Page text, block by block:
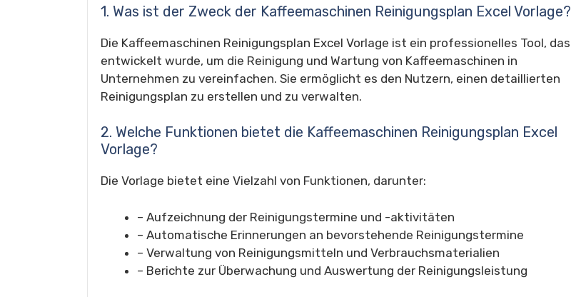
1. Was ist der Zweck der Kaffeemaschinen Reinigungsplan Excel Vorlage?
Die Kaffeemaschinen Reinigungsplan Excel Vorlage ist ein professionelles Tool, das
entwickelt wurde, um die Reinigung und Wartung von Kaffeemaschinen in
Unternehmen zu vereinfachen. Sie ermöglicht es den Nutzern, einen detaillierten
Reinigungsplan zu erstellen und zu verwalten.
2. Welche Funktionen bietet die Kaffeemaschinen Reinigungsplan Excel
Vorlage?
Die Vorlage bietet eine Vielzahl von Funktionen, darunter:
– Aufzeichnung der Reinigungstermine und -aktivitäten
– Automatische Erinnerungen an bevorstehende Reinigungstermine
– Verwaltung von Reinigungsmitteln und Verbrauchsmaterialien
– Berichte zur Überwachung und Auswertung der Reinigungsleistung